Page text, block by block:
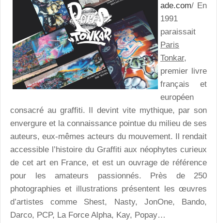
ade.com/ En
1991
paraissait
Paris
Tonkar,
premier livre
français et
européen
consacré au graffiti. Il devint vite mythique, par son
envergure et la connaissance pointue du milieu de ses
auteurs, eux-mêmes acteurs du mouvement. Il rendait
accessible l’histoire du Graffiti aux néophytes curieux
de cet art en France, et est un ouvrage de référence
pour les amateurs passionnés. Près de 250
photographies et illustrations présentent les œuvres
d’artistes comme Shest, Nasty, JonOne, Bando,
Darco, PCP, La Force Alpha, Kay, Popay…